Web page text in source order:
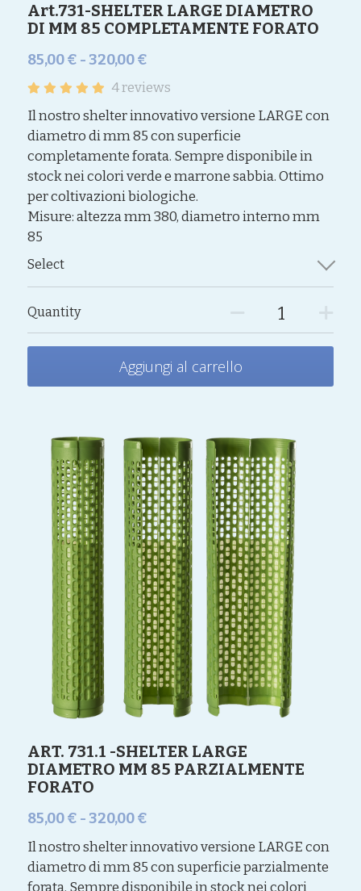
Art.731-SHELTER LARGE DIAMETRO
DI MM 85 COMPLETAMENTE FORATO
85,00 € - 320,00 €
4 reviews
Il nostro shelter innovativo versione LARGE con
diametro di mm 85 con superficie
completamente forata. Sempre disponibile in
stock nei colori verde e marrone sabbia. Ottimo
per coltivazioni biologiche.
Misure: altezza mm 380, diametro interno mm
85
Select
Quantity
Aggiungi al carrello
ART. 731.1 -SHELTER LARGE
DIAMETRO MM 85 PARZIALMENTE
FORATO
85,00 € - 320,00 €
Il nostro shelter innovativo versione LARGE con
diametro di mm 85 con superficie parzialmente
forata. Sempre disponibile in stock nei colori